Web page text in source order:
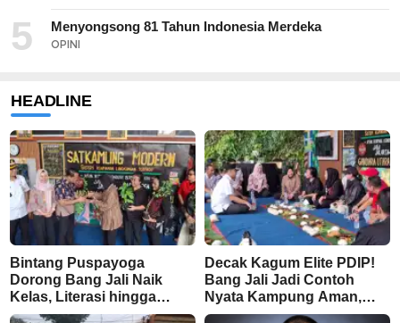
5 Menyongsong 81 Tahun Indonesia Merdeka
OPINI
HEADLINE
Bintang Puspayoga
Dorong Bang Jali Naik
Kelas, Literasi hingga
UMKM Digital Jadi Fokus
Decak Kagum Elite PDIP!
Bang Jali Jadi Contoh
Nyata Kampung Aman,
Bersih, dan Mandiri